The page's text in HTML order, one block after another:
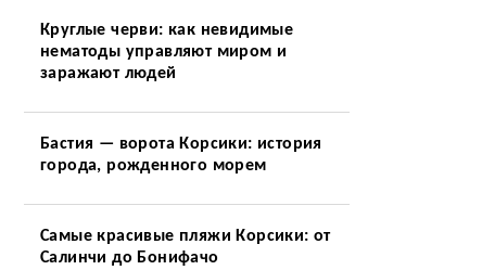
Круглые черви: как невидимые
нематоды управляют миром и
заражают людей
Бастия — ворота Корсики: история
города, рожденного морем
Самые красивые пляжи Корсики: от
Салинчи до Бонифачо